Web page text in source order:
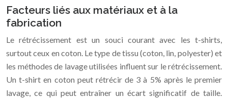
Facteurs liés aux matériaux et à la
fabrication
Le rétrécissement est un souci courant avec les t-shirts,
surtout ceux en coton. Le type de tissu (coton, lin, polyester) et
les méthodes de lavage utilisées influent sur le rétrécissement.
Un t-shirt en coton peut rétrécir de 3 à 5% après le premier
lavage, ce qui peut entraîner un écart significatif de taille.